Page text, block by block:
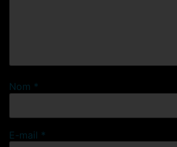
Nom *
E-mail *